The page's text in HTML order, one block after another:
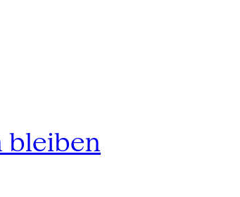
bleiben